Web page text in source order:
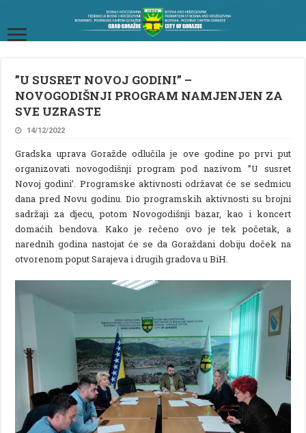
”U SUSRET NOVOJ GODINI” –
NOVOGODIŠNJI PROGRAM NAMJENJEN ZA
SVE UZRASTE
14/12/2022
Gradska uprava Goražde odlučila je ove godine po prvi put
organizovati novogodišnji program pod nazivom ”U susret
Novoj godini’. Programske aktivnosti održavat će se sedmicu
dana pred Novu godinu. Dio programskih aktivnosti su brojni
sadržaji za djecu, potom Novogodišnji bazar, kao i koncert
domaćih bendova. Kako je rečeno ovo je tek početak, a
narednih godina nastojat će se da Goraždani dobiju doček na
otvorenom poput Sarajeva i drugih gradova u BiH.